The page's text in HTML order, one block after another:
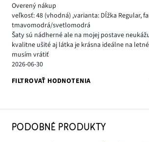
Overený nákup
veľkosť: 48 (vhodná) ,varianta: Dĺžka Regular,
tmavomodrá/svetlomodrá
Šaty sú nádherné ale na mojej postave
kvalitne ušité aj látka je krásna ideálne na
musím vrátiť
2026-06-30
FILTROVAŤ HODNOTENIA
PODOBNÉ PRODUKTY